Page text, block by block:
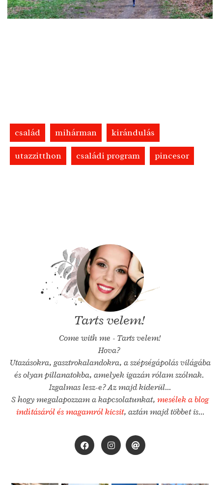
család mihárman kirándulás
utazzitthon családi program pincesor
Tarts velem!
Come with me - Tarts velem!
Hova?
Utazásokra, gasztrokalandokra, a szépségápolás világába
és olyan pillanatokba, amelyek igazán rólam szólnak.
Izgalmas lesz-e? Az majd kiderül...
S hogy megalapozzam a kapcsolatunkat, mesélek a blog
indításáról és magamról kicsit, aztán majd többet is...